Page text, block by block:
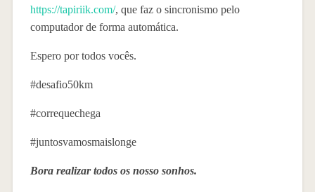
https://tapiriik.com/, que faz o sincronismo pelo
computador de forma automática.
Espero por todos vocês.
#desafio50km
#correquechega
#juntosvamosmaislonge
Bora realizar todos os nosso sonhos.